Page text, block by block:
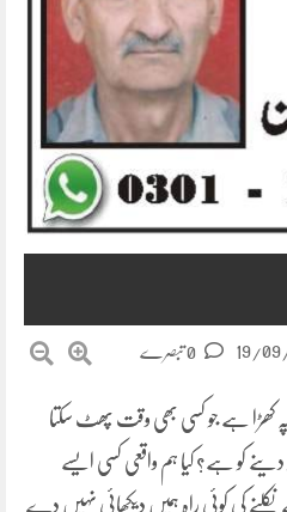
19/
کھڑا ہے جو کسی بھی وقت پھٹ سکتا
کر دینے کو ہے؟ کیا ہم واقعی کسی ایسے
کی کوئی راہ ہمیں دیکھائی نہیں دے